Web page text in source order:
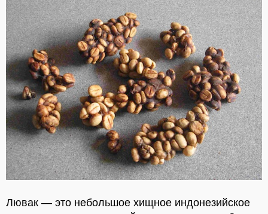
Лювак — это небольшое хищное индонезийское